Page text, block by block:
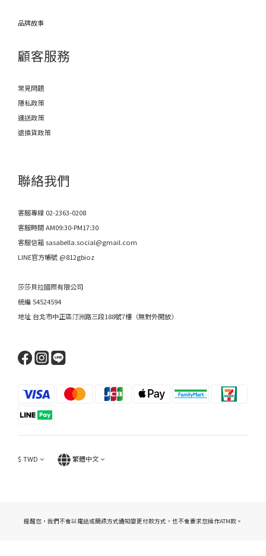
品牌故事
顧客服務
常見問題
隱私政策
運送政策
退換貨政策
聯絡我們
客服專線 02-2363-0208
客服時間 AM09:30-PM17:30
客服信箱 sasabella.social@gmail.com
LINE官方帳號 @812gbioz
莎莎貝拉國際有限公司
統編 54524594
地址 台北市中正區汀洲路三段188號7樓（無對外開放）
$ TWD 繁體中文
提醒您，我們不會以電話或簡訊方式通知變更付款方式，也不會要求您操作ATM款。